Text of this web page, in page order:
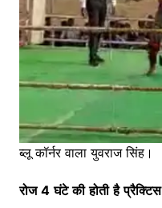
ब्लू कॉर्नर वाला युवराज सिंह।
रोज 4 घंटे की होती है प्रैक्टिस